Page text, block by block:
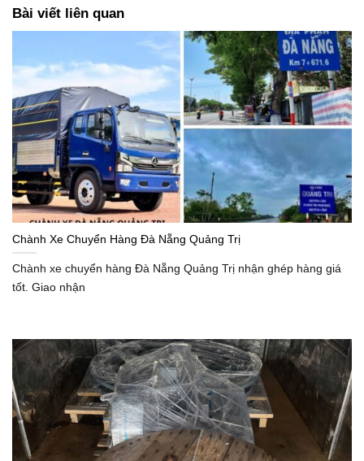
Bài viết liên quan
Chành Xe Chuyển Hàng Đà Nẵng Quảng Trị
Chành xe chuyển hàng Đà Nẵng Quảng Trị nhận ghép hàng giá
tốt. Giao nhận